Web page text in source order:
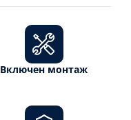
Включен монтаж